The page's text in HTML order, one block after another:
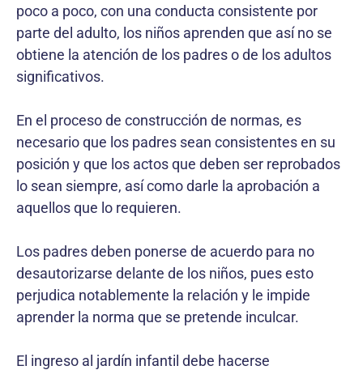
poco a poco, con una conducta consistente por
parte del adulto, los niños aprenden que así no se
obtiene la atención de los padres o de los adultos
significativos.
En el proceso de construcción de normas, es
necesario que los padres sean consistentes en su
posición y que los actos que deben ser reprobados
lo sean siempre, así como darle la aprobación a
aquellos que lo requieren.
Los padres deben ponerse de acuerdo para no
desautorizarse delante de los niños, pues esto
perjudica notablemente la relación y le impide
aprender la norma que se pretende inculcar.
El ingreso al jardín infantil debe hacerse